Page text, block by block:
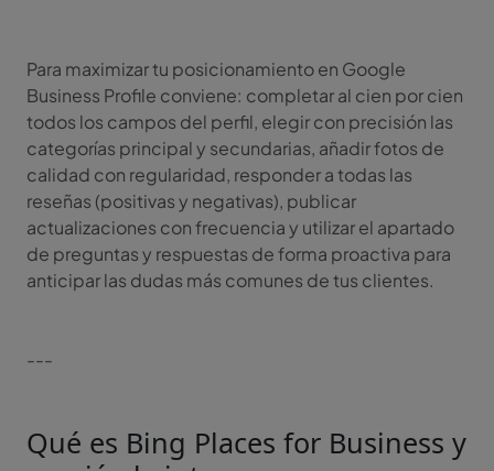
Para maximizar tu posicionamiento en Google
Business Profile conviene: completar al cien por cien
todos los campos del perfil, elegir con precisión las
categorías principal y secundarias, añadir fotos de
calidad con regularidad, responder a todas las
reseñas (positivas y negativas), publicar
actualizaciones con frecuencia y utilizar el apartado
de preguntas y respuestas de forma proactiva para
anticipar las dudas más comunes de tus clientes.
---
Qué es Bing Places for Business y